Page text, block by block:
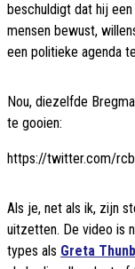
beschuldigt dat hij
mensen bewust,
een politieke agenda
Nou, diezelfde
te gooien:
https://twitter.com/
Als je, net als ik, zijn
uitzetten. De video is
types als Greta